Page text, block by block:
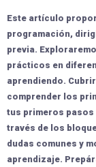
Este artículo
programación,
previa.
prácticos en
aprendiendo.
comprender los
tus primeros pasos
través de los
dudas comunes y
aprendizaje.